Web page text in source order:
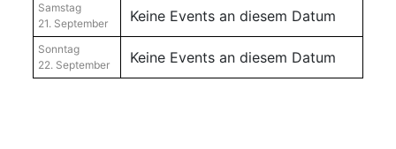
Samstag
21. September
Keine Events an diesem Datum
Sonntag
22. September
Keine Events an diesem Datum